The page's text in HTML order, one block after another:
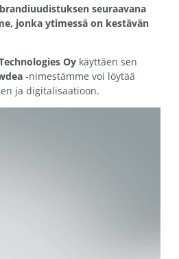
seuraavana
jonka ytimessä on kestävän
Oy käyttäen sen
-nimestämme voi löytää
ja digitalisaatioon.